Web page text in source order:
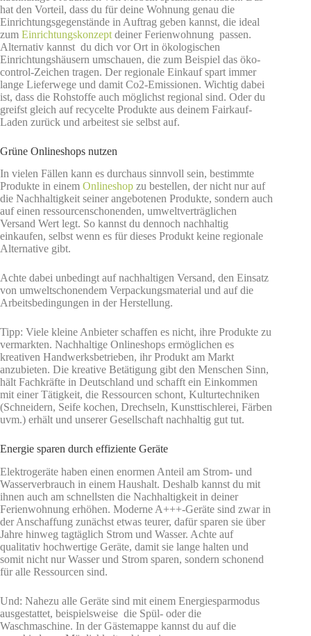
hat den Vorteil, dass du für deine Wohnung genau die
Einrichtungsgegenstände in Auftrag geben kannst, die ideal
zum Einrichtungskonzept deiner Ferienwohnung passen.
Alternativ kannst du dich vor Ort in ökologischen
Einrichtungshäusern umschauen, die zum Beispiel das öko-
control-Zeichen tragen. Der regionale Einkauf spart immer
lange Lieferwege und damit Co2-Emissionen. Wichtig dabei
ist, dass die Rohstoffe auch möglichst regional sind. Oder du
greifst gleich auf recycelte Produkte aus deinem Fairkauf-
Laden zurück und arbeitest sie selbst auf.
Grüne Onlineshops nutzen
In vielen Fällen kann es durchaus sinnvoll sein, bestimmte
Produkte in einem Onlineshop zu bestellen, der nicht nur auf
die Nachhaltigkeit seiner angebotenen Produkte, sondern auch
auf einen ressourcenschonenden, umweltverträglichen
Versand Wert legt. So kannst du dennoch nachhaltig
einkaufen, selbst wenn es für dieses Produkt keine regionale
Alternative gibt.
Achte dabei unbedingt auf nachhaltigen Versand, den Einsatz
von umweltschonendem Verpackungsmaterial und auf die
Arbeitsbedingungen in der Herstellung.
Tipp: Viele kleine Anbieter schaffen es nicht, ihre Produkte zu
vermarkten. Nachhaltige Onlineshops ermöglichen es
kreativen Handwerksbetrieben, ihr Produkt am Markt
anzubieten. Die kreative Betätigung gibt den Menschen Sinn,
hält Fachkräfte in Deutschland und schafft ein Einkommen
mit einer Tätigkeit, die Ressourcen schont, Kulturtechniken
(Schneidern, Seife kochen, Drechseln, Kunsttischlerei, Färben
uvm.) erhält und unserer Gesellschaft nachhaltig gut tut.
Energie sparen durch effiziente Geräte
Elektrogeräte haben einen enormen Anteil am Strom- und
Wasserverbrauch in einem Haushalt. Deshalb kannst du mit
ihnen auch am schnellsten die Nachhaltigkeit in deiner
Ferienwohnung erhöhen. Moderne A+++-Geräte sind zwar in
der Anschaffung zunächst etwas teurer, dafür sparen sie über
Jahre hinweg tagtäglich Strom und Wasser. Achte auf
qualitativ hochwertige Geräte, damit sie lange halten und
somit nicht nur Wasser und Strom sparen, sondern schonend
für alle Ressourcen sind.
Und: Nahezu alle Geräte sind mit einem Energiesparmodus
ausgestattet, beispielsweise die Spül- oder die
Waschmaschine. In der Gästemappe kannst du auf die